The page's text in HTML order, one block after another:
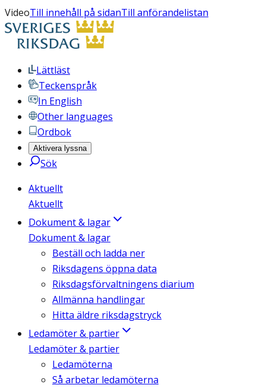
VideoTill innehåll på sidanTill anförandelistan
Lättläst
Teckenspråk
In English
Other languages
Ordbok
Aktivera lyssna
Sök
Aktuellt
Aktuellt
Dokument & lagar
Dokument & lagar
Beställ och ladda ner
Riksdagens öppna data
Riksdagsförvaltningens diarium
Allmänna handlingar
Hitta äldre riksdagstryck
Ledamöter & partier
Ledamöter & partier
Ledamöterna
Så arbetar ledamöterna